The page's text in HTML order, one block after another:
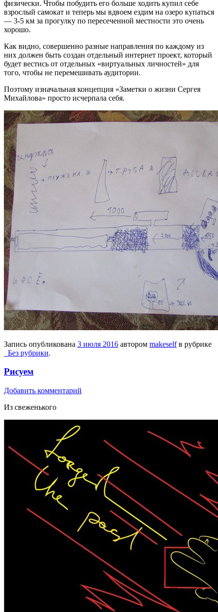
физически. Чтобы побудить его больше ходить купил себе
взрослый самокат и теперь мы вдвоем ездим на озеро купаться
— 3-5 км за прогулку по пересеченной местности это очень
хорошо.
Как видно, совершенно разные направления по каждому из
них должен быть создан отдельный интернет проект, который
будет вестись от отдельных «виртуальных личностей» для
того, чтобы не перемешивать аудитории.
Поэтому изначальная концепция «Заметки о жизни Сергея
Михайлова» просто исчерпала себя.
Запись опубликована 3 июля 2016 автором makeselfв рубрике
_Без рубрики.
Рисуем
Добавить комментарий
Из свеженького